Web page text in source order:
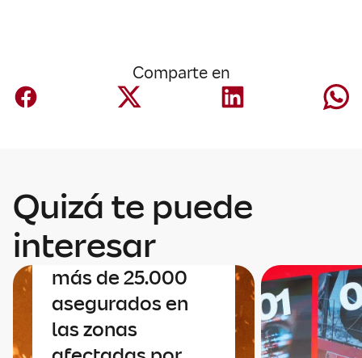
Comparte en
Quizá te puede
interesar
Negocio España
Mapfre contacta
uno a uno con sus
más de 25.000
asegurados en
las zonas